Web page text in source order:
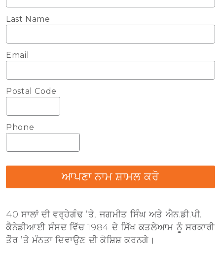
Last Name
Email
Postal Code
Phone
ਆਪਣਾ ਨਾਮ ਸ਼ਾਮਲ ਕਰੋ
40 ਸਾਲਾਂ ਦੀ ਵਰ੍ਹੇਗੰਢ ’ਤੇ, ਜਗਮੀਤ ਸਿੰਘ ਅਤੇ ਐਨ.ਡੀ.ਪੀ.
ਕੈਨੇਡੀਆਈ ਸੰਸਦ ਵਿੱਚ 1984 ਦੇ ਸਿੱਖ ਕਤਲੇਆਮ ਨੂੰ ਸਰਕਾਰੀ
ਤੌਰ ’ਤੇ ਮੰਨਤਾ ਦਿਵਾਉਣ ਦੀ ਕੋਸ਼ਿਸ਼ ਕਰਨਗੇ।